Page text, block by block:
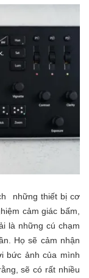
những thiết bị cơ
cảm giác bấm,
là những cú chạm
Họ sẽ cảm nhận
bức ảnh của mình
sẽ có rất nhiều